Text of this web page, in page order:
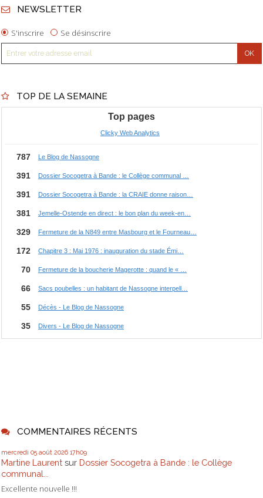
NEWSLETTER
S'inscrire Se désinscrire
TOP DE LA SEMAINE
COMMENTAIRES RÉCENTS
mercredi 05 août 2026 17h09
Martine Laurent sur Dossier Socogetra à Bande : le Collège
communal...
Excellente nouvelle !!!